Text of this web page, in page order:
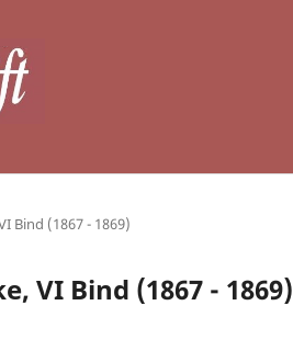
Bind (1867 - 1869)
VI Bind (1867 - 1869)